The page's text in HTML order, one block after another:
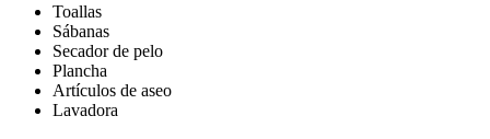
Toallas
Sábanas
Secador de pelo
Plancha
Artículos de aseo
Lavadora